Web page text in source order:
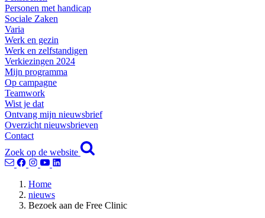
Personen met handicap
Sociale Zaken
Varia
Werk en gezin
Werk en zelfstandigen
Verkiezingen 2024
Mijn programma
Op campagne
Teamwork
Wist je dat
Ontvang mijn nieuwsbrief
Overzicht nieuwsbrieven
Contact
Zoek op de website
Home
nieuws
Bezoek aan de Free Clinic